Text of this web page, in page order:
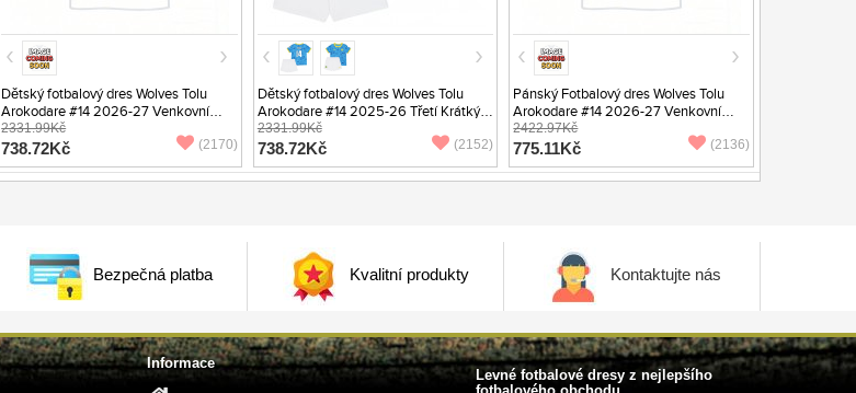
Dětský fotbalový dres Wolves Tolu
Arokodare #14 2026-27 Venkovní
Krátký Rukáv (+ trenýrky)
2331.99Kč
738.72Kč (2170)
Dětský fotbalový dres Wolves Tolu
Arokodare #14 2025-26 Třetí Krátký
Rukáv (+ trenýrky)
2331.99Kč
738.72Kč (2152)
Pánský Fotbalový dres Wolves Tolu
Arokodare #14 2026-27 Venkovní
Krátký Rukáv
2422.97Kč
775.11Kč (2136)
Bezpečná platba Kvalitní produkty Kontaktujte nás
Informace
Levné fotbalové dresy z nejlepšího